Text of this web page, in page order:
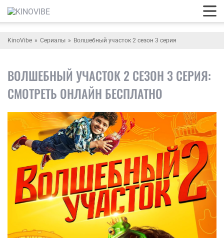
KinoVibe Сериалы Волшебный участок 2 сезон 3 серия
ВОЛШЕБНЫЙ УЧАСТОК 2 СЕЗОН 3 СЕРИЯ:
СМОТРЕТЬ ОНЛАЙН БЕСПЛАТНО